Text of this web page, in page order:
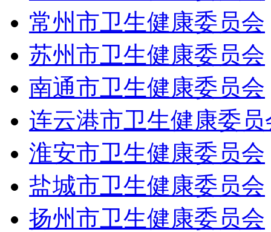
常州市卫生健康委员会
苏州市卫生健康委员会
南通市卫生健康委员会
连云港市卫生健康委员
淮安市卫生健康委员会
盐城市卫生健康委员会
扬州市卫生健康委员会